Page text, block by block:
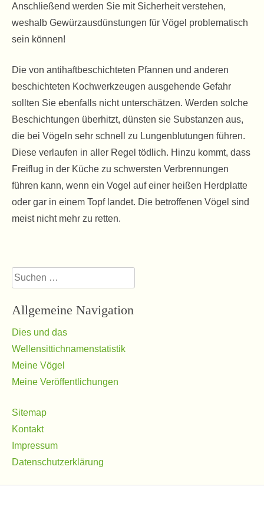
Anschließend werden Sie mit Sicherheit verstehen,
weshalb Gewürzausdünstungen für Vögel problematisch
sein können!
Die von antihaftbeschichteten Pfannen und anderen
beschichteten Kochwerkzeugen ausgehende Gefahr
sollten Sie ebenfalls nicht unterschätzen. Werden solche
Beschichtungen überhitzt, dünsten sie Substanzen aus,
die bei Vögeln sehr schnell zu Lungenblutungen führen.
Diese verlaufen in aller Regel tödlich. Hinzu kommt, dass
Freiflug in der Küche zu schwersten Verbrennungen
führen kann, wenn ein Vogel auf einer heißen Herdplatte
oder gar in einem Topf landet. Die betroffenen Vögel sind
meist nicht mehr zu retten.
Suchen
nach:
Allgemeine Navigation
Dies und das
Wellensittichnamenstatistik
Meine Vögel
Meine Veröffentlichungen
Sitemap
Kontakt
Impressum
Datenschutzerklärung